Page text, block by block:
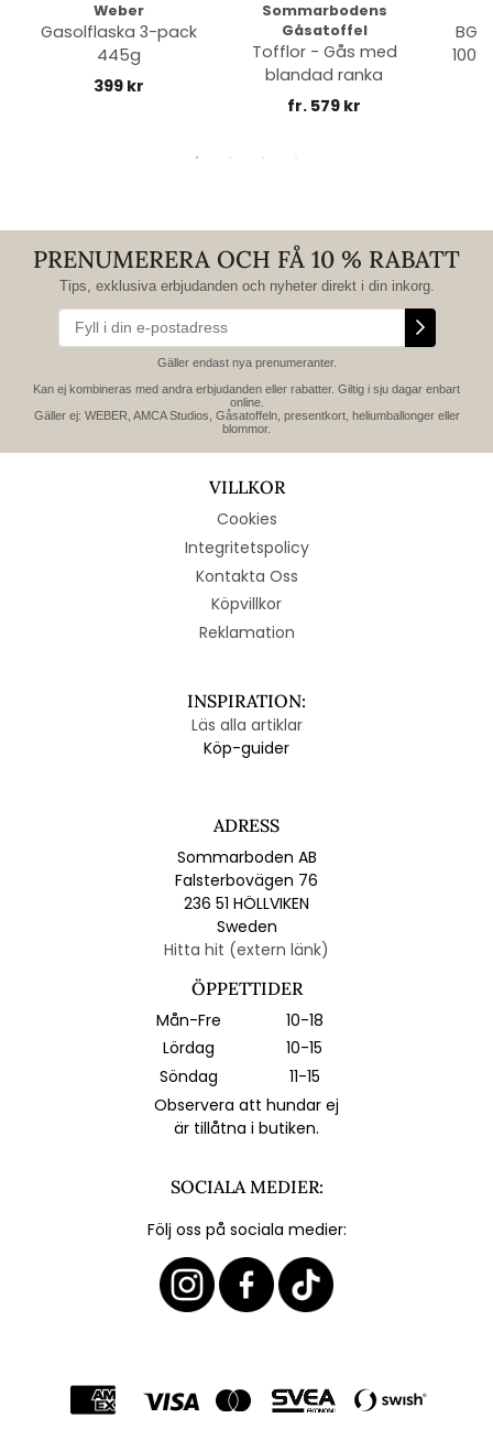
Weber
Gasolflaska 3-pack
445g
399 kr
Sommarbodens
Gåsatoffel
Tofflor - Gås med
blandad ranka
fr. 579 kr
PRENUMERERA OCH FÅ 10 % RABATT
Tips, exklusiva erbjudanden och nyheter direkt i din inkorg.
Gäller endast nya prenumeranter.
Kan ej kombineras med andra erbjudanden eller rabatter. Giltig i sju dagar enbart
online.
Gäller ej: WEBER, AMCA Studios, Gåsatoffeln, presentkort, heliumballonger eller
blommor.
VILLKOR
Cookies
Integritetspolicy
Kontakta Oss
Köpvillkor
Reklamation
INSPIRATION:
Läs alla artiklar
Köp-guider
ADRESS
Sommarboden AB
Falsterbovägen 76
236 51 HÖLLVIKEN
Sweden
Hitta hit (extern länk)
ÖPPETTIDER
Mån-Fre
10-18
Lördag
10-15
Söndag
11-15
Observera att hundar ej
är tillåtna i butiken.
SOCIALA MEDIER:
Följ oss på sociala medier: